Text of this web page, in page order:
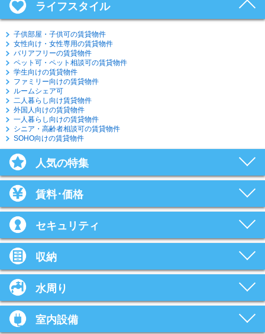
ライフスタイル
子供部屋・子供可の賃貸物件
女性向け・女性専用の賃貸物件
バリアフリーの賃貸物件
ペット可・ペット相談可の賃貸物件
学生向けの賃貸物件
ファミリー向けの賃貸物件
ルームシェア可
二人暮らし向け賃貸物件
外国人向けの賃貸物件
一人暮らし向けの賃貸物件
シニア・高齢者相談可の賃貸物件
SOHO向けの賃貸物件
人気の特集
賃料･価格
セキュリティ
収納
水周り
室内設備